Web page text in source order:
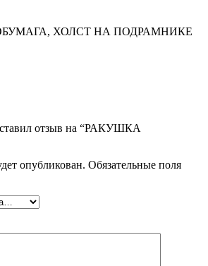
ХОЛСТ НА ПОДРАМНИКЕ
отзыв на “РАКУШКА
опубликован. Обязательные поля